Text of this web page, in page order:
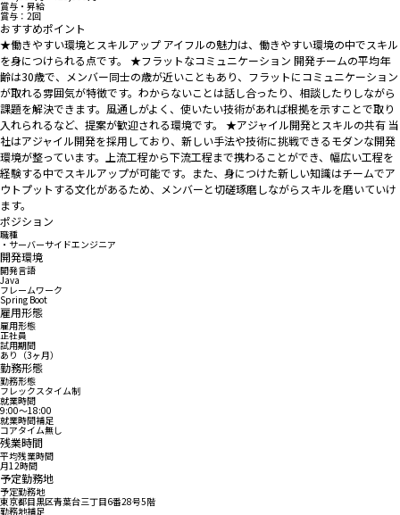
賞与・昇給
賞与：2回
おすすめポイント
★働きやすい環境とスキルアップ アイフルの魅力は、働きやすい環境の中でスキル
を身につけられる点です。 ★フラットなコミュニケーション 開発チームの平均年
齢は30歳で、メンバー同士の歳が近いこともあり、フラットにコミュニケーション
が取れる雰囲気が特徴です。わからないことは話し合ったり、相談したりしながら
課題を解決できます。風通しがよく、使いたい技術があれば根拠を示すことで取り
入れられるなど、提案が歓迎される環境です。 ★アジャイル開発とスキルの共有 当
社はアジャイル開発を採用しており、新しい手法や技術に挑戦できるモダンな開発
環境が整っています。上流工程から下流工程まで携わることができ、幅広い工程を
経験する中でスキルアップが可能です。また、身につけた新しい知識はチームでア
ウトプットする文化があるため、メンバーと切磋琢磨しながらスキルを磨いていけ
ます。
ポジション
職種
・サーバーサイドエンジニア
開発環境
開発言語
Java
フレームワーク
Spring Boot
雇用形態
雇用形態
正社員
試用期間
あり（3ヶ月）
勤務形態
勤務形態
フレックスタイム制
就業時間
9:00〜18:00
就業時間補足
コアタイム無し
残業時間
平均残業時間
月12時間
予定勤務地
予定勤務地
東京都目黒区青葉台三丁目6番28号5階
勤務地補足